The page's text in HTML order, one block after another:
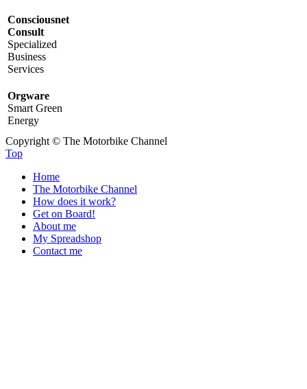
Consciousnet
Consult
Specialized
Business
Services
Orgware
Smart Green
Energy
Copyright © The Motorbike Channel
Top
Home
The Motorbike Channel
How does it work?
Get on Board!
About me
My Spreadshop
Contact me